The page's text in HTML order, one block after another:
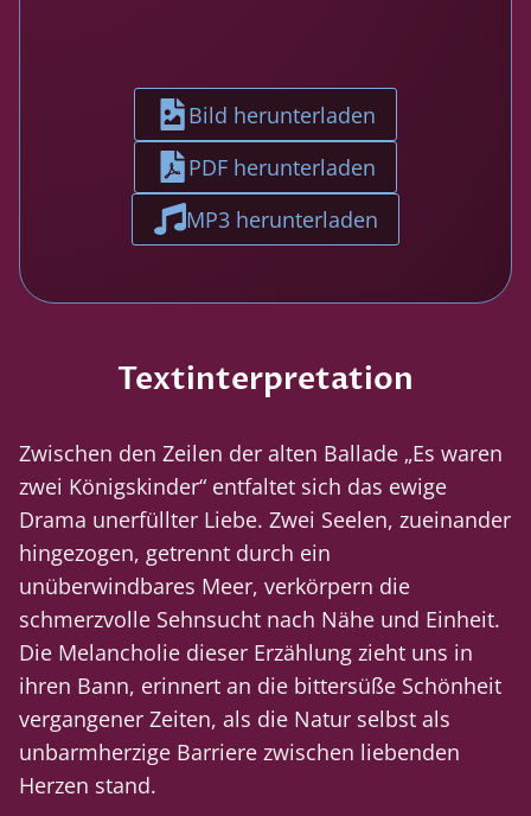
Bild herunterladen
PDF herunterladen
MP3 herunterladen
Textinterpretation
Zwischen den Zeilen der alten Ballade „Es waren
zwei Königskinder“ entfaltet sich das ewige
Drama unerfüllter Liebe. Zwei Seelen, zueinander
hingezogen, getrennt durch ein
unüberwindbares Meer, verkörpern die
schmerzvolle Sehnsucht nach Nähe und Einheit.
Die Melancholie dieser Erzählung zieht uns in
ihren Bann, erinnert an die bittersüße Schönheit
vergangener Zeiten, als die Natur selbst als
unbarmherzige Barriere zwischen liebenden
Herzen stand.